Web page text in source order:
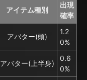
アイテム種別
出現
確率
アバター(頭)
1.2
0%
アバター(上半身)
0.6
0%